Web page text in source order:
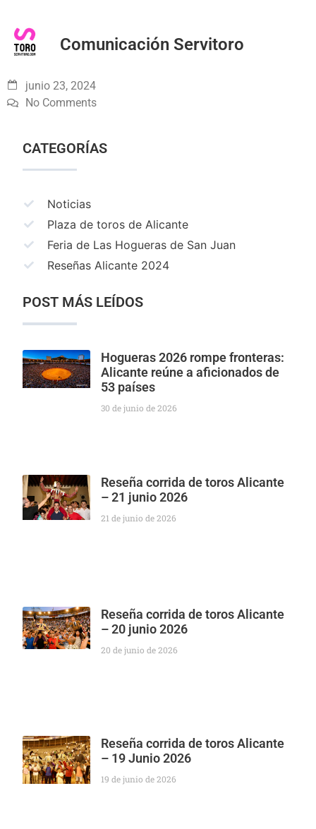
Comunicación Servitoro
junio 23, 2024
No Comments
CATEGORÍAS
Noticias
Plaza de toros de Alicante
Feria de Las Hogueras de San Juan
Reseñas Alicante 2024
POST MÁS LEÍDOS
Hogueras 2026 rompe fronteras:
Alicante reúne a aficionados de
53 países
30 de junio de 2026
Reseña corrida de toros Alicante
– 21 junio 2026
21 de junio de 2026
Reseña corrida de toros Alicante
– 20 junio 2026
20 de junio de 2026
Reseña corrida de toros Alicante
– 19 Junio 2026
19 de junio de 2026